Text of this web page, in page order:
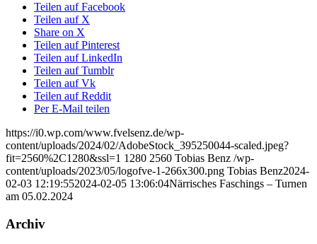
Teilen auf Facebook
Teilen auf X
Share on X
Teilen auf Pinterest
Teilen auf LinkedIn
Teilen auf Tumblr
Teilen auf Vk
Teilen auf Reddit
Per E-Mail teilen
https://i0.wp.com/www.fvelsenz.de/wp-
content/uploads/2024/02/AdobeStock_395250044-scaled.jpeg?
fit=2560%2C1280&ssl=1 1280 2560 Tobias Benz /wp-
content/uploads/2023/05/logofve-1-266x300.png Tobias Benz2024-
02-03 12:19:552024-02-05 13:06:04Närrisches Faschings – Turnen
am 05.02.2024
Archiv